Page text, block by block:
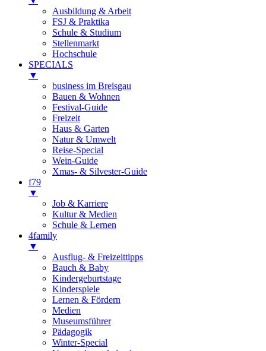
Ausbildung & Arbeit
FSJ & Praktika
Schule & Studium
Stellenmarkt
Hochschule
SPECIALS
▼
business im Breisgau
Bauen & Wohnen
Festival-Guide
Freizeit
Haus & Garten
Natur & Umwelt
Reise-Special
Wein-Guide
Xmas- & Silvester-Guide
f79
▼
Job & Karriere
Kultur & Medien
Schule & Lernen
4family
▼
Ausflug- & Freizeittipps
Bauch & Baby
Kindergeburtstage
Kinderspiele
Lernen & Fördern
Medien
Museumsführer
Pädagogik
Winter-Special